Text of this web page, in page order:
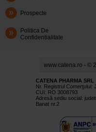
Prospecte
Politica De
Confidentialitate
www.catena.ro - ©
CATENA PHARMA SRL
Nr. Registrul Comerţului:
CUI: RO 3008793
Adresă sediu social:
Banat nr.2